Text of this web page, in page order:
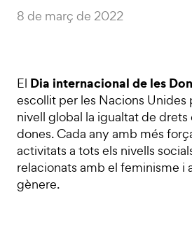
8 de març de 2022
El Dia internacional de les
escollit per les Nacions Unides
nivell global la igualtat de drets
dones. Cada any amb més
activitats a tots els nivells
relacionats amb el feminisme i
gènere.